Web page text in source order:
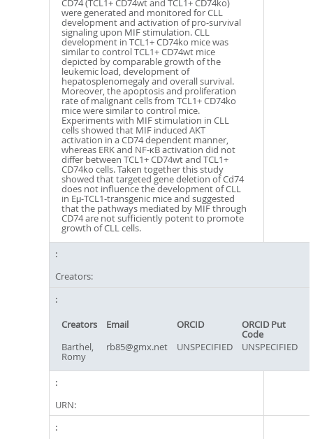
CD74 (TCL1+ CD74wt and TCL1+ CD74ko)
were generated and monitored for CLL
development and activation of pro-survival
signaling upon MIF stimulation. CLL
development in TCL1+ CD74ko mice was
similar to control TCL1+ CD74wt mice
depicted by comparable growth of the
leukemic load, development of
hepatosplenomegaly and overall survival.
Moreover, the apoptosis and proliferation
rate of malignant cells from TCL1+ CD74ko
mice were similar to control mice.
Experiments with MIF stimulation in CLL
cells showed that MIF induced AKT
activation in a CD74 dependent manner,
whereas ERK and NF-κB activation did not
differ between TCL1+ CD74wt and TCL1+
CD74ko cells. Taken together this study
showed that targeted gene deletion of Cd74
does not influence the development of CLL
in Eμ-TCL1-transgenic mice and suggested
that the pathways mediated by MIF through
CD74 are not sufficiently potent to promote
growth of CLL cells.
Creators:
Creators Email ORCID ORCID Put
Code
Barthel,
Romy
rb85@gmx.net UNSPECIFIED UNSPECIFIED
URN: